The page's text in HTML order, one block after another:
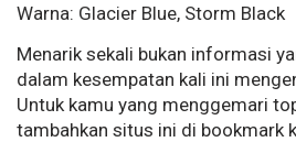
Warna: Glacier Blue, Storm Black
Menarik sekali bukan informasi
dalam kesempatan kali ini
Untuk kamu yang menggemari
tambahkan situs ini di bookmark